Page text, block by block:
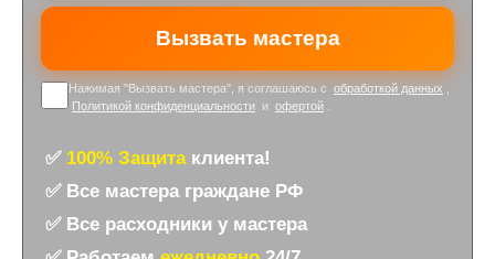
Нажимая "Вызвать мастера", я соглашаюсь с обработкой данных
Политикой конфиденциальности и офертой
✅ 100% Защитаклиента!
✅ Все мастера граждане РФ
✅ Все расходники у мастера